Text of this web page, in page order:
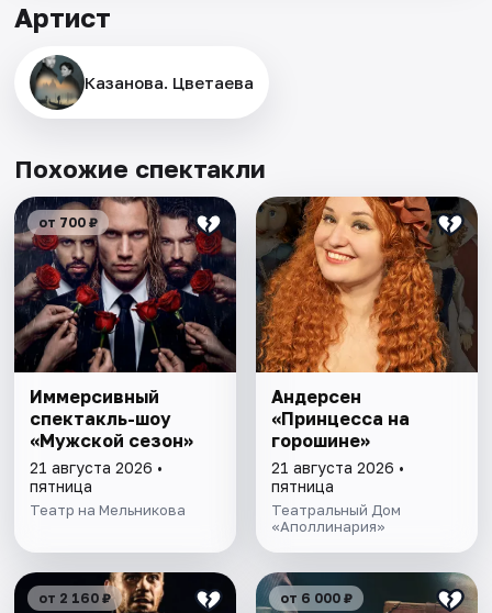
Артист
Казанова. Цветаева
Похожие спектакли
от 700 ₽
Иммерсивный
спектакль-шоу
«Мужской сезон»
21 августа 2026 •
пятница
Театр на Мельникова
Андерсен
«Принцесса на
горошине»
21 августа 2026 •
пятница
Театральный Дом
«Аполлинария»
от 2 160 ₽ от 6 000 ₽